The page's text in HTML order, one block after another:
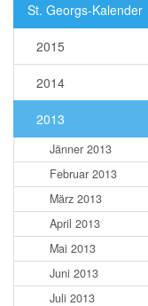
St. Georgs-Kalender
2015
2014
2013
Jänner 2013
Februar 2013
März 2013
April 2013
Mai 2013
Juni 2013
Juli 2013